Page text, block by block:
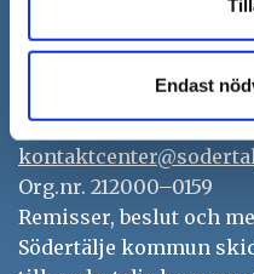
Endast
Södertälje
Besöksadress:
Tfn: 08–523 010 00
Org.nr. 212000–0159
Remisser, beslut och
Södertälje kommun